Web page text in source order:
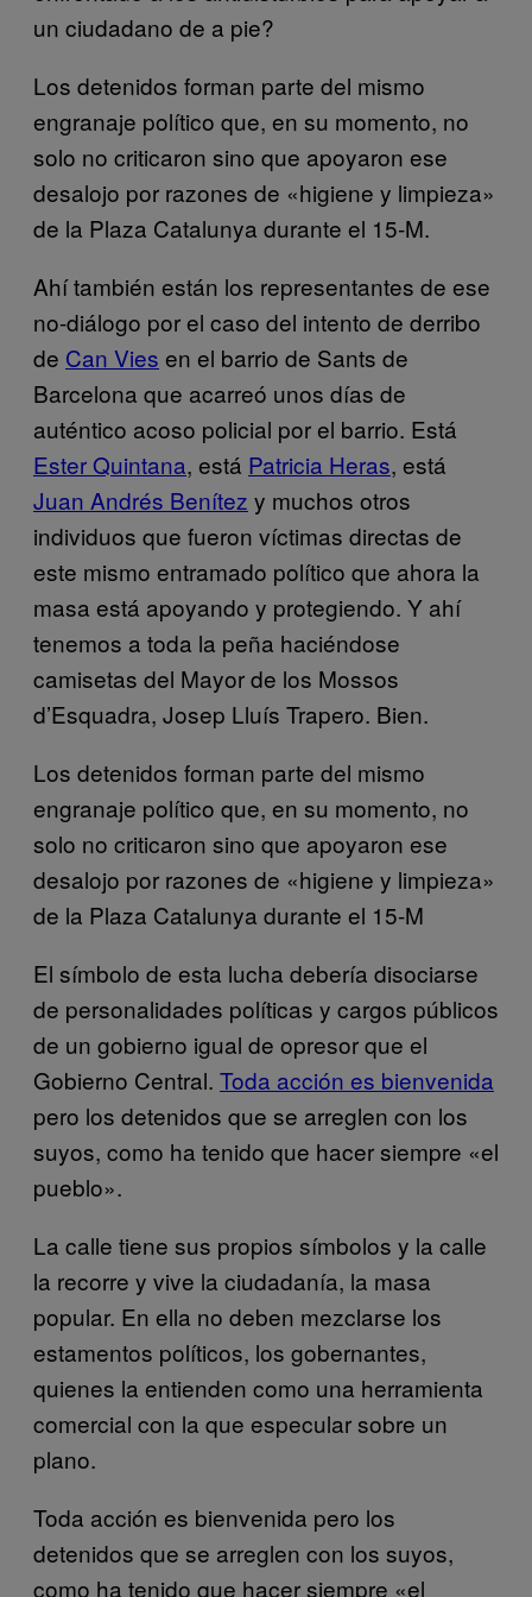
un ciudadano de a pie?
Los detenidos forman parte del mismo
engranaje político que, en su momento, no
solo no criticaron sino que apoyaron ese
desalojo por razones de «higiene y limpieza»
de la Plaza Catalunya durante el 15-M.
Ahí también están los representantes de ese
no-diálogo por el caso del intento de derribo
de Can Vies en el barrio de Sants de
Barcelona que acarreó unos días de
auténtico acoso policial por el barrio. Está
Ester Quintana, está Patricia Heras, está
Juan Andrés Benítez y muchos otros
individuos que fueron víctimas directas de
este mismo entramado político que ahora la
masa está apoyando y protegiendo. Y ahí
tenemos a toda la peña haciéndose
camisetas del Mayor de los Mossos
d’Esquadra, Josep Lluís Trapero. Bien.
Los detenidos forman parte del mismo
engranaje político que, en su momento, no
solo no criticaron sino que apoyaron ese
desalojo por razones de «higiene y limpieza»
de la Plaza Catalunya durante el 15-M
El símbolo de esta lucha debería disociarse
de personalidades políticas y cargos públicos
de un gobierno igual de opresor que el
Gobierno Central. Toda acción es bienvenida
pero los detenidos que se arreglen con los
suyos, como ha tenido que hacer siempre «el
pueblo».
La calle tiene sus propios símbolos y la calle
la recorre y vive la ciudadanía, la masa
popular. En ella no deben mezclarse los
estamentos políticos, los gobernantes,
quienes la entienden como una herramienta
comercial con la que especular sobre un
plano.
Toda acción es bienvenida pero los
detenidos que se arreglen con los suyos,
como ha tenido que hacer siempre «el